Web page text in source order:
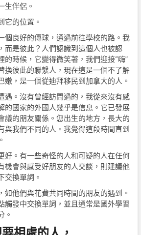
生伴侶。
它的位置。
個良好的傳球，通過前往學校的路。我
而是彼此？人們認識到這個人也被認
的時候，它變得微笑著，我們迎接“嗨”
換彼此的聯繫人，現在這是一個不了解
嫩，是一個從迪拜移民到加拿大的人。
遇。沒有曾經訪問過的，我從來沒有感
的國家的外國人幾乎是信息。它已發展
議的朋友關係。您出生的地方，長大的
與我們不同的人。我覺得這段時間直到
好。有一些奇怪的人和可疑的人在任何
機會與感受好朋友的人交談，則建議他
交換單詞。
如他們與花費共同時間的朋友的遇到。
觸發中交換單詞，並且通常是國外學習
。